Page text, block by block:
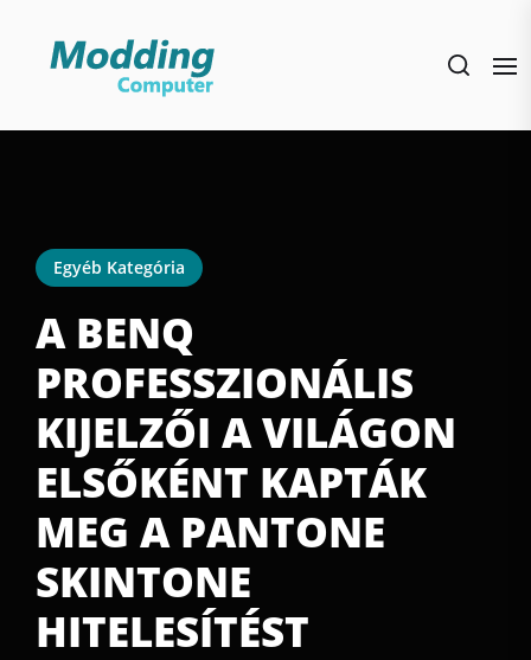
Egyéb Kategória
A BENQ
PROFESSZIONÁLIS
KIJELZŐI A VILÁGON
ELSŐKÉNT KAPTÁK
MEG A PANTONE
SKINTONE
HITELESÍTÉST